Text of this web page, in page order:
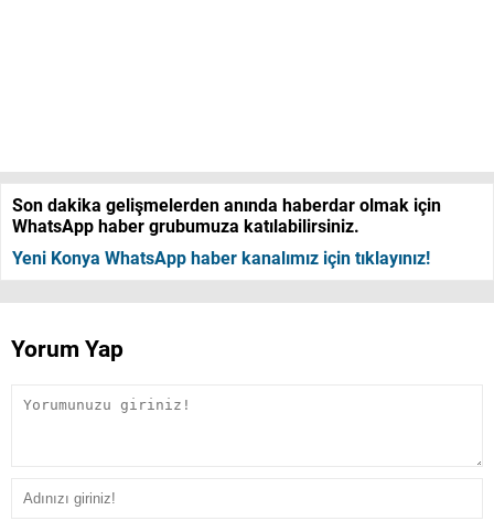
Son dakika gelişmelerden anında haberdar olmak için
WhatsApp haber grubumuza katılabilirsiniz.
Yeni Konya WhatsApp haber kanalımız için tıklayınız!
Yorum Yap